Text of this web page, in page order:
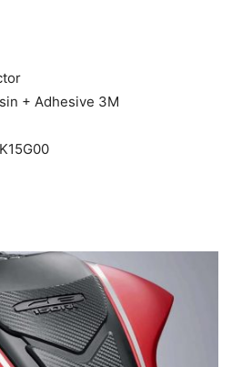
+ Adhesive 3M